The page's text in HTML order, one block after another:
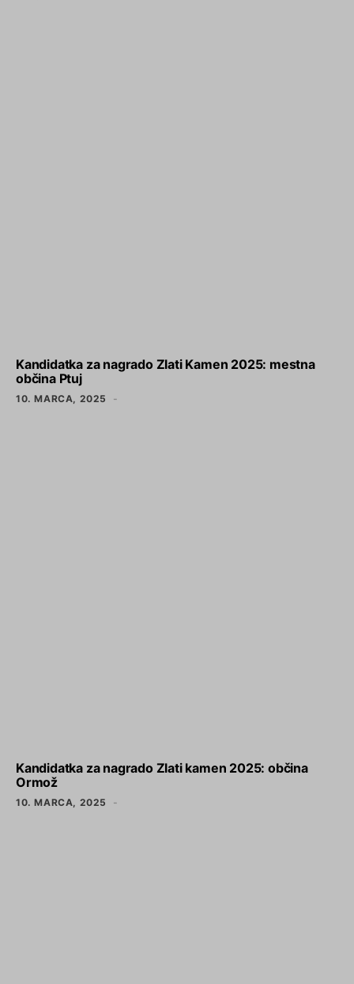
Kandidatka za nagrado Zlati Kamen 2025: mestna
občina Ptuj
10. MARCA, 2025
Kandidatka za nagrado Zlati kamen 2025: občina
Ormož
10. MARCA, 2025